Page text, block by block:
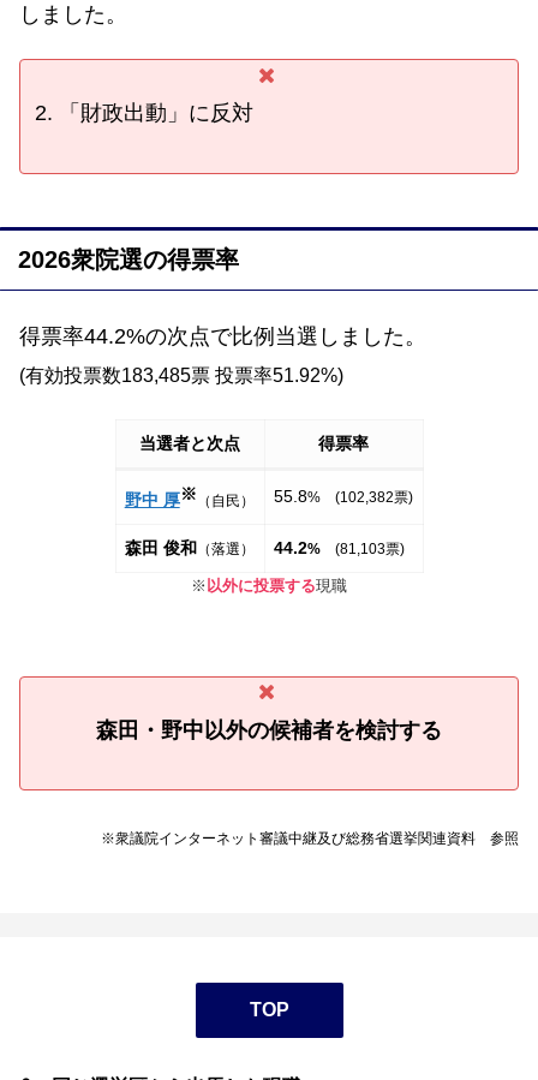
しました。
2. 「財政出動」に反対
2026衆院選の得票率
得票率44.2%の次点で比例当選しました。
(有効投票数183,485票 投票率51.92%)
当選者と次点 得票率
野中 厚※ （自民） 55.8% (102,382票)
森田 俊和 （落選） 44.2%(81,103票)
※ 以外に投票する現職
森田・野中以外の候補者を検討する
※衆議院インターネット審議中継及び総務省選挙関連資料 参照
TOP